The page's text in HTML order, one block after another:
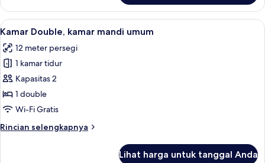
Kamar
Keluarga,
kamar
umum
Lihat
semua
foto
untuk
Kamar
Double,
kamar
umum
Kamar Double, kamar mandi umum
12
Kamar Double, kamar mandi umum
12 meter persegi
1 kamar tidur
Kapasitas 2
1 double
Wi-Fi Gratis
Rincian selengkapnya
Rincian
Lihat harga untuk tanggal Anda